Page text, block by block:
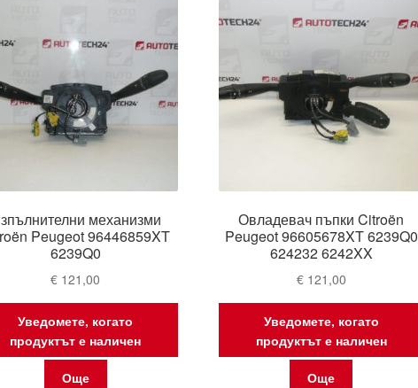
механизми
Peugeot 96446859XT
6239Q0
€ 121,00
Уведомете, когато
продуктът е наличен
Още
Овладевач пъпки Citroën
Peugeot 96605678XT 6239Q0
624232 6242XX
€121,00
Уведомете, когато
продуктът е наличен
Още